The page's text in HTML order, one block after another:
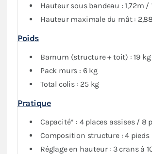
pack Fenêtres, composé d'un mur
porte et deux murs avec fenêtre, vous
pourrez fermer complètement votre abri
Hauteur sous bandeau : 1,72m /
Hauteur maximale du mât :
Poids
Barnum (structure + toit) : 19 kg
Pack murs : 6 kg
Total colis : 25 kg
Pratique
Capacité* : 4 places assises / 8
Composition structure : 4 pieds
Réglage en hauteur : 3 crans à